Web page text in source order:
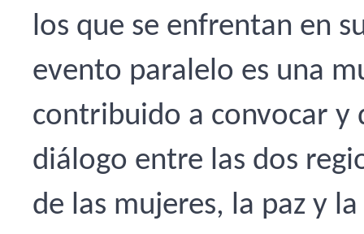
los que se enfrentan en
evento paralelo es una
contribuido a convocar
diálogo entre las dos
de las mujeres, la paz y